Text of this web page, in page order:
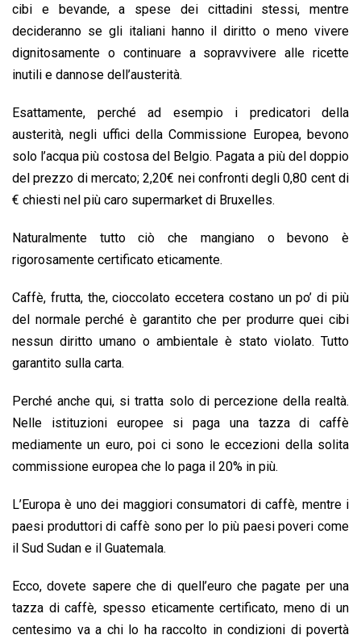
cibi e bevande, a spese dei cittadini stessi, mentre
decideranno se gli italiani hanno il diritto o meno vivere
dignitosamente o continuare a sopravvivere alle ricette
inutili e dannose dell’austerità.
Esattamente, perché ad esempio i predicatori della
austerità, negli uffici della Commissione Europea, bevono
solo l’acqua più costosa del Belgio. Pagata a più del doppio
del prezzo di mercato; 2,20€ nei confronti degli 0,80 cent di
€ chiesti nel più caro supermarket di Bruxelles.
Naturalmente tutto ciò che mangiano o bevono è
rigorosamente certificato eticamente.
Caffè, frutta, the, cioccolato eccetera costano un po’ di più
del normale perché è garantito che per produrre quei cibi
nessun diritto umano o ambientale è stato violato. Tutto
garantito sulla carta.
Perché anche qui, si tratta solo di percezione della realtà.
Nelle istituzioni europee si paga una tazza di caffè
mediamente un euro, poi ci sono le eccezioni della solita
commissione europea che lo paga il 20% in più.
L’Europa è uno dei maggiori consumatori di caffè, mentre i
paesi produttori di caffè sono per lo più paesi poveri come
il Sud Sudan e il Guatemala.
Ecco, dovete sapere che di quell’euro che pagate per una
tazza di caffè, spesso eticamente certificato, meno di un
centesimo va a chi lo ha raccolto in condizioni di povertà